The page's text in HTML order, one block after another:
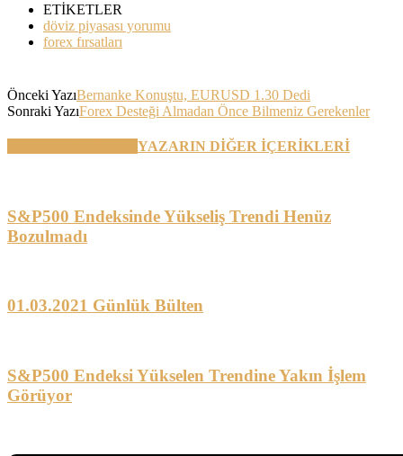
ETİKETLER
döviz piyasası yorumu
forex fırsatları
Önceki YazıBernanke Konuştu, EURUSD 1.30 Dedi
Sonraki YazıForex Desteği Almadan Önce Bilmeniz Gerekenler
YAZARIN DİĞER İÇERİKLERİ
S&P500 Endeksinde Yükseliş Trendi Henüz
Bozulmadı
01.03.2021 Günlük Bülten
S&P500 Endeksi Yükselen Trendine Yakın İşlem
Görüyor